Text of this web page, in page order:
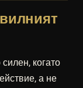
когато
а не